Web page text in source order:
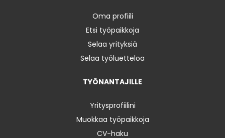
Oma profiili
Etsi työpaikkoja
Selaa yrityksiä
Selaa työluetteloa
TYÖNANTAJILLE
Yritysprofiilini
Muokkaa työpaikkoja
CV-haku